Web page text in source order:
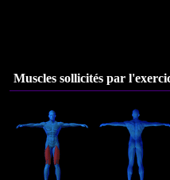
Muscles sollicités par